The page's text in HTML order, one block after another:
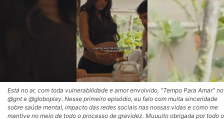
Está no ar, com toda vulnerabilidade e amor envolvido, “Tempo Para Amar” no
@gnt e @globoplay. Nesse primeiro episódio, eu falo com muita sinceridade
sobre saúde mental, impacto das redes sociais nas nossas vidas e como me
mantive no meio de todo o processo de gravidez. Muuuito obrigada por todo o